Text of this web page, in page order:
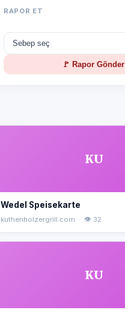
RAPOR ET
🚩 Rapor Gönder
KU
Wedel Speisekarte
kuthenholzergrill.com · 👁 32
KU